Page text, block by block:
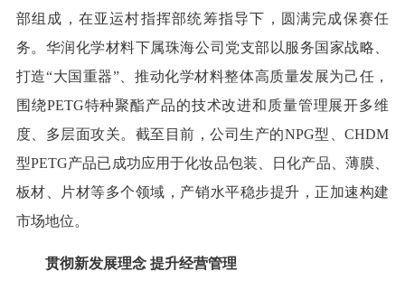
部组成，在亚运村指挥部统筹指导下，圆满完成保赛任
务。华润化学材料下属珠海公司党支部以服务国家战略、
打造“大国重器”、推动化学材料整体高质量发展为己任，
围绕PETG特种聚酯产品的技术改进和质量管理展开多维
度、多层面攻关。截至目前，公司生产的NPG型、CHDM
型PETG产品已成功应用于化妆品包装、日化产品、薄膜、
板材、片材等多个领域，产销水平稳步提升，正加速构建
市场地位。
贯彻新发展理念 提升经营管理